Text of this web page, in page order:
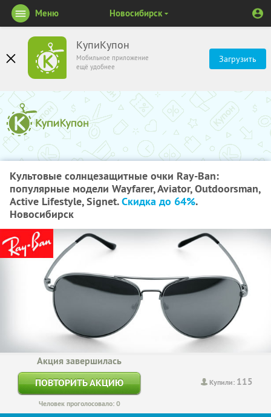
КупиКупон
Мобильное приложение
ещё удобнее
Загрузить
Меню Новосибирск
Культовые солнцезащитные очки Ray-Ban:
популярные модели Wayfarer, Aviator, Outdoorsman,
Active Lifestyle, Signet.Скидка до 64%.
Новосибирск
Купили: 115
Акция завершилась
ПОВТОРИТЬ АКЦИЮ
Человек проголосовало: 0